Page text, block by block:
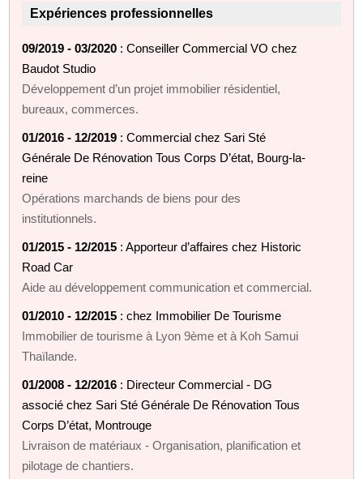
Expériences professionnelles
09/2019 - 03/2020 : Conseiller Commercial VO chez
Baudot Studio
Développement d’un projet immobilier résidentiel,
bureaux, commerces.
01/2016 - 12/2019 : Commercial chez Sari Sté
Générale De Rénovation Tous Corps D’état, Bourg-la-
reine
Opérations marchands de biens pour des
institutionnels.
01/2015 - 12/2015 : Apporteur d’affaires chez Historic
Road Car
Aide au développement communication et commercial.
01/2010 - 12/2015 : chez Immobilier De Tourisme
Immobilier de tourisme à Lyon 9ème et à Koh Samui
Thaïlande.
01/2008 - 12/2016 : Directeur Commercial - DG
associé chez Sari Sté Générale De Rénovation Tous
Corps D’état, Montrouge
Livraison de matériaux - Organisation, planification et
pilotage de chantiers.